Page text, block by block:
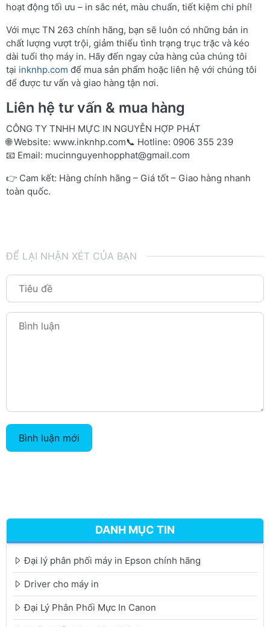
hoạt động tối ưu – in sắc nét, màu chuẩn, tiết kiệm chi phí!
Với mực TN 263 chính hãng, bạn sẽ luôn có những bản in
chất lượng vượt trội, giảm thiểu tình trạng trục trặc và kéo
dài tuổi thọ máy in. Hãy đến ngay cửa hàng của chúng tôi
tại inknhp.com để mua sản phẩm hoặc liên hệ với chúng tôi
để được tư vấn và giao hàng tận nơi.
Liên hệ tư vấn & mua hàng
CÔNG TY TNHH MỰC IN NGUYỄN HỢP PHÁT
🌐 Website: www.inknhp.com📞 Hotline: 0906 355 239
📧 Email: mucinnguyenhopphat@gmail.com
👉 Cam kết: Hàng chính hãng – Giá tốt – Giao hàng nhanh
toàn quốc.
ĐỂ LẠI NHẬN XÉT CỦA BẠN
Bình luận mới
DANH MỤC TIN
Đại lý phân phối máy in Epson chính hãng
Driver cho máy in
Đại Lý Phân Phối Mực In Canon